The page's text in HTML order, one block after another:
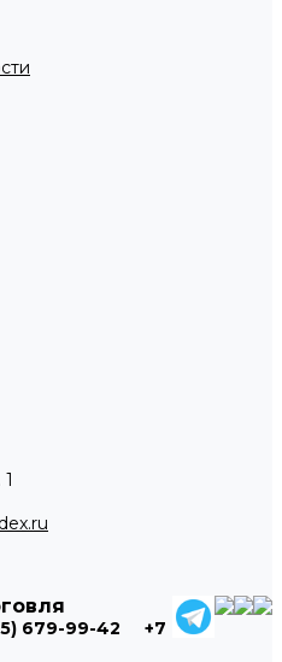
679-99-42
+7